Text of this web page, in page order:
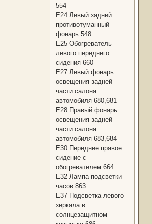
554
Е24 Левый задний
противотуманный
фонарь 548
Е25 Обогреватель
левого переднего
сидения 660
Е27 Левый фонарь
освещения задней
части салона
автомобиля 680,681
Е28 Правый фонарь
освещения задней
части салона
автомобиля 683,684
Е30 Переднее правое
сидение с
обогревателем 664
Е32 Лампа подсветки
часов 863
Е37 Подсветка левого
зеркала в
солнцезащитном